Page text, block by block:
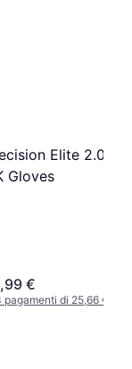
Elite 2.0
Gloves
€
pagamenti di 25,66 €